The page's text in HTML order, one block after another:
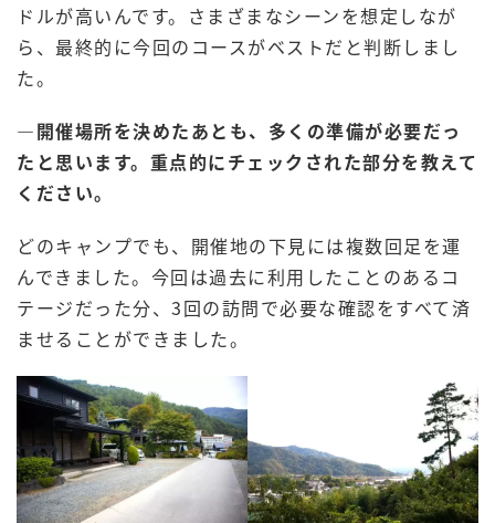
ドルが高いんです。さまざまなシーンを想定しなが
ら、最終的に今回のコースがベストだと判断しまし
た。
―開催場所を決めたあとも、多くの準備が必要だっ
たと思います。重点的にチェックされた部分を教えて
ください。
どのキャンプでも、開催地の下見には複数回足を運
んできました。今回は過去に利用したことのあるコ
テージだった分、3回の訪問で必要な確認をすべて済
ませることができました。